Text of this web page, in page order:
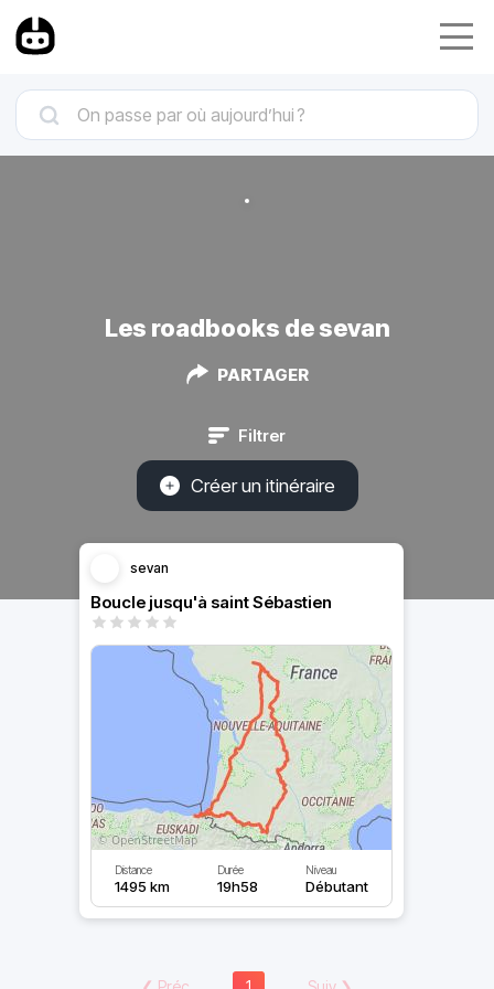
Les roadbooks de sevan
PARTAGER
Filtrer
Créer un itinéraire
sevan
Boucle jusqu'à saint Sébastien
Distance
1495 km
Durée
19h58
Niveau
Débutant